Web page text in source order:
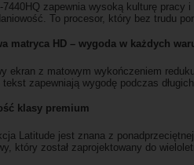
7440HQ zapewnia wysoką kulturę
To procesor, który bez trudu
matryca HD – wygoda w każdych
ekran z matowym wykończeniem
zapewniają wygodę podczas
klasy premium
Latitude jest znana z
który został zaprojektowany do